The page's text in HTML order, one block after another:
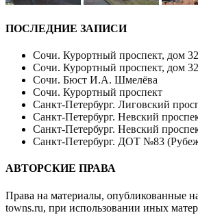
ПОСЛЕДНИЕ ЗАПИСИ
Сочи. Курортный проспект, дом
Сочи. Курортный проспект, дом
Сочи. Бюст И.А. Шмелёва
Сочи. Курортный проспект
Санкт-Петербург. Лиговский
Санкт-Петербург. Невский
Санкт-Петербург. Невский
Санкт-Петербург. ДОТ №83
АВТОРСКИЕ ПРАВА
Права на материалы, опубликованные
towns.ru, при использовании иных